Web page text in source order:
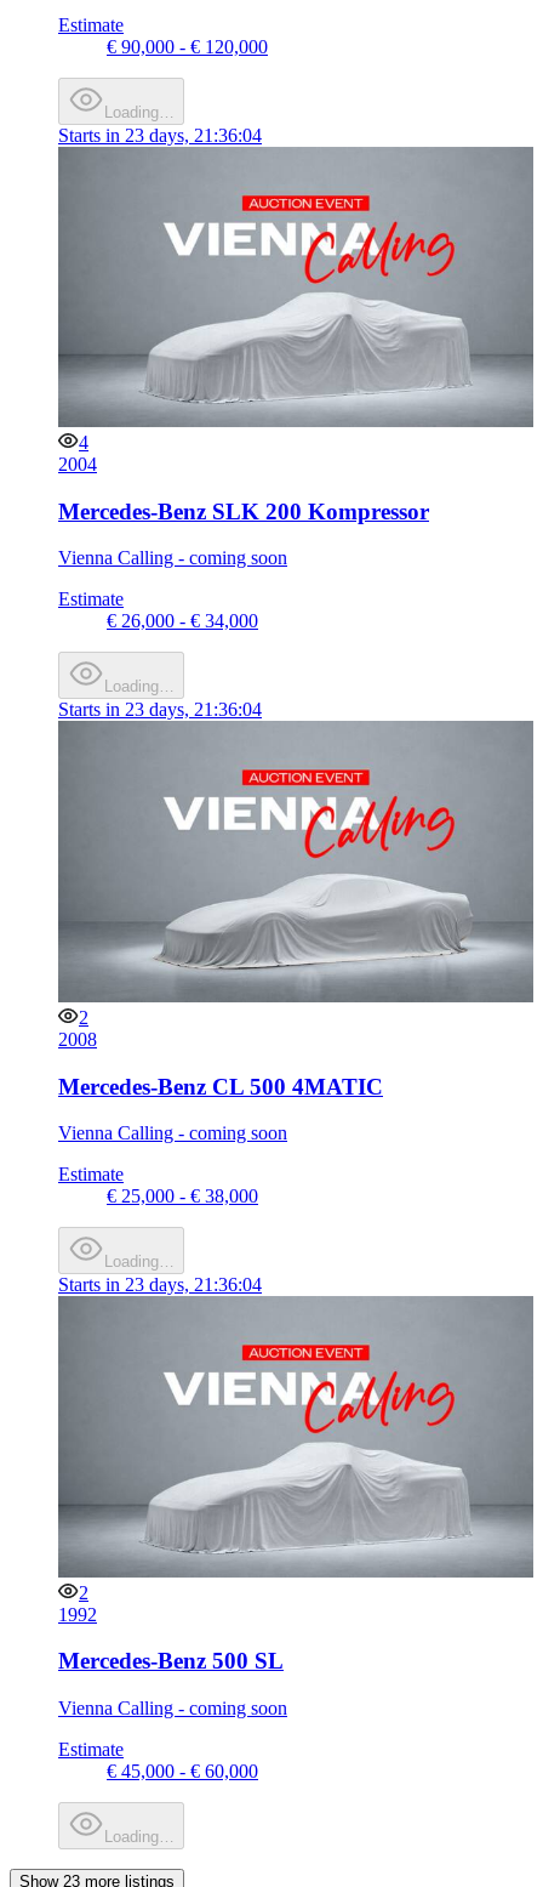
Estimate
€ 90,000 - € 120,000
Loading…
Starts in 23 days, 21:36:04
4
2004
Mercedes-Benz SLK 200 Kompressor
Vienna Calling - coming soon
Estimate
€ 26,000 - € 34,000
Loading…
Starts in 23 days, 21:36:04
2
2008
Mercedes-Benz CL 500 4MATIC
Vienna Calling - coming soon
Estimate
€ 25,000 - € 38,000
Loading…
Starts in 23 days, 21:36:04
2
1992
Mercedes-Benz 500 SL
Vienna Calling - coming soon
Estimate
€ 45,000 - € 60,000
Loading…
Show 23 more listings